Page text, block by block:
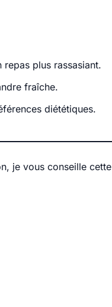
plus rassasiant.
fraîche.
diététiques.
je vous conseille cette